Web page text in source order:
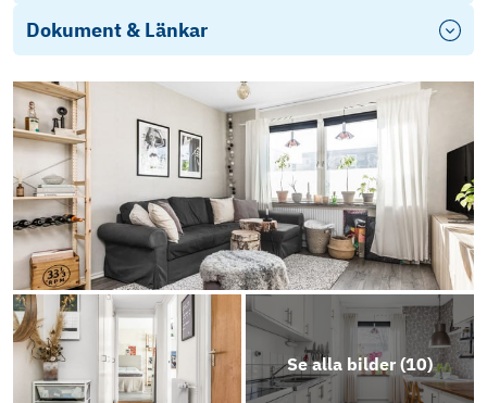
Dokument & Länkar
Energideklaration
Objektsbeskrivning
Se alla bilder (10)